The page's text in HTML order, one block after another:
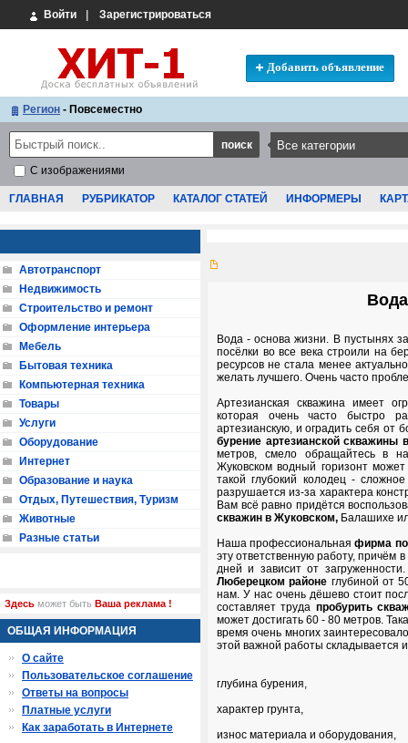
Войти Зарегистрироваться
Добавить объявление
Регион - Повсеместно
С изображениями
ГЛАВНАЯ РУБРИКАТОР КАТАЛОГ СТАТЕЙ ИНФОРМЕРЫ
Вода - основа жизни. В пустынях
посёлки во все века строили на
ресурсов не стала менее
желать лучшего. Очень часто
Артезианская скважина имеет
которая очень часто быстро
артезианскую, и оградить себя от
бурение артезианской
метров, смело обращайтесь в
Жуковском водный горизонт
такой глубокий колодец -
разрушается из-за характера
Вам всё равно придётся
скважин в Жуковском, Балашихе
Наша профессиональнаяфирма по
эту ответственную работу, причём
дней и зависит от
Люберецком районе глубиной от
нам. У нас очень дёшево стоит
составляет труда пробурить
может достигать 60 - 80 метров.
время очень многих
этой важной работы складывается
глубина бурения,
характер грунта,
износ материала и оборудования,
Автотранспорт
Недвижимость
Строительство и ремонт
Оформление интерьера
Мебель
Бытовая техника
Компьютерная техника
Товары
Услуги
Оборудование
Интернет
Образование и наука
Отдых, Путешествия, Туризм
Животные
Разные статьи
Здесь может быть Ваша реклама !
ОБЩАЯ ИНФОРМАЦИЯ
О сайте
Пользовательское соглашение
Ответы на вопросы
Платные услуги
Как заработать в Интернете